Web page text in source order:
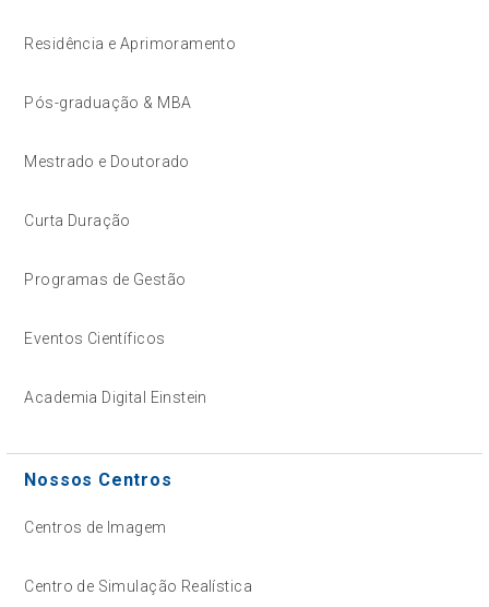
Residência e Aprimoramento
Pós-graduação & MBA
Mestrado e Doutorado
Curta Duração
Programas de Gestão
Eventos Científicos
Academia Digital Einstein
Nossos Centros
Centros de Imagem
Centro de Simulação Realística